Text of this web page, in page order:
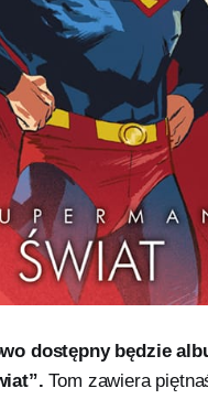
dostępny będzie
Tom zawiera